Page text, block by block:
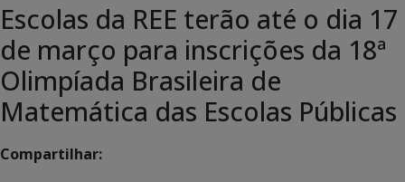
Escolas da REE terão até o dia 17
de março para inscrições da 18ª
Olimpíada Brasileira de
Matemática das Escolas Públicas
Compartilhar: